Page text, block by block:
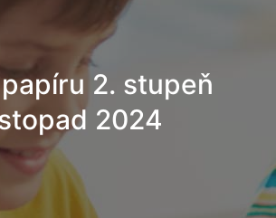
2. stupeň
2024